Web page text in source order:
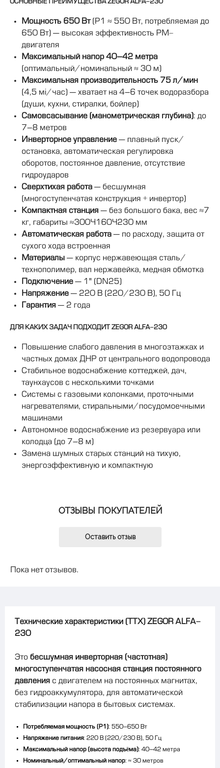
ОСНОВНЫЕ ПРЕИМУЩЕСТВА ZEGOR ALFA-230
Мощность 650 Вт(P1 ≈ 550 Вт, потребляемая до
650 Вт) — высокая эффективность PM-
двигателя
Максимальный напор 40–42 метра
(оптимальный/номинальный ≈ 30 м)
Максимальная производительность 75 л/мин
(4,5 м³/час) — хватает на 4–6 точек водоразбора
(души, кухни, стиралки, бойлер)
Самовсасывание (манометрическая глубина): до
7–8 метров
Инверторное управление — плавный пуск/
остановка, автоматическая регулировка
оборотов, постоянное давление, отсутствие
гидроударов
Сверхтихая работа — бесшумная
(многоступенчатая конструкция + инвертор)
Компактная станция — без большого бака, вес ≈7
кг, габариты ≈300×160×230 мм
Автоматическая работа — по расходу, защита от
сухого хода встроенная
Материалы — корпус нержавеющая сталь/
технополимер, вал нержавейка, медная обмотка
Подключение — 1" (DN25)
Напряжение — 220 В (220/230 В), 50 Гц
Гарантия — 2 года
ДЛЯ КАКИХ ЗАДАЧ ПОДХОДИТ ZEGOR ALFA-230
Повышение слабого давления в многоэтажках и
частных домах ДНР от центрального водопровода
Стабильное водоснабжение коттеджей, дач,
таунхаусов с несколькими точками
Системы с газовыми колонками, проточными
нагревателями, стиральными/посудомоечными
машинами
Автономное водоснабжение из резервуара или
колодца (до 7–8 м)
Замена шумных старых станций на тихую,
энергоэффективную и компактную
ОТЗЫВЫ ПОКУПАТЕЛЕЙ
Оставить отзыв
Пока нет отзывов.
Технические характеристики (ТТХ) ZEGOR ALFA-
230
Это бесшумная инверторная (частотная)
многоступенчатая насосная станция постоянного
давления с двигателем на постоянных магнитах,
без гидроаккумулятора, для автоматической
стабилизации напора в бытовых системах.
Потребляемая мощность (P1): 550–650 Вт
Напряжение питания: 220 В (220/230 В), 50 Гц
Максимальный напор (высота подъёма): 40–42 метра
Номинальный/оптимальный напор: ≈ 30 метров